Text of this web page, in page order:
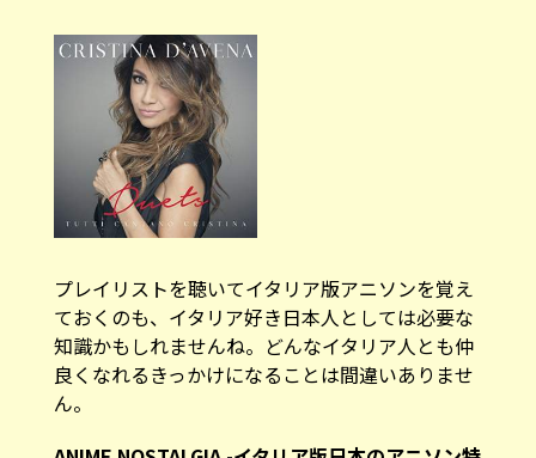
プレイリストを聴いてイタリア版アニソンを覚え
ておくのも、イタリア好き日本人としては必要な
知識かもしれませんね。どんなイタリア人とも仲
良くなれるきっかけになることは間違いありませ
ん。